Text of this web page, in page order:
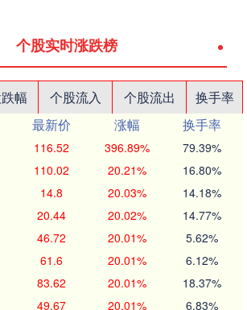
个股实时涨跌榜
幅 个股流入 个股流出
换手率
最新价 涨幅
换手率
116.52 396.89% 79.39%
110.02 20.21% 16.80%
14.8 20.03% 14.18%
20.44 20.02% 14.77%
46.72 20.01% 5.62%
61.6 20.01% 6.12%
83.62 20.01% 18.37%
49.67 20.01% 6.83%